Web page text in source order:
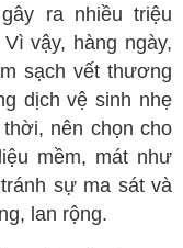
ra nhiều triệu
vậy, hàng ngày,
sạch vết thương
dịch vệ sinh nhẹ
nên chọn cho
mềm, mát như
sự ma sát và
lan rộng.